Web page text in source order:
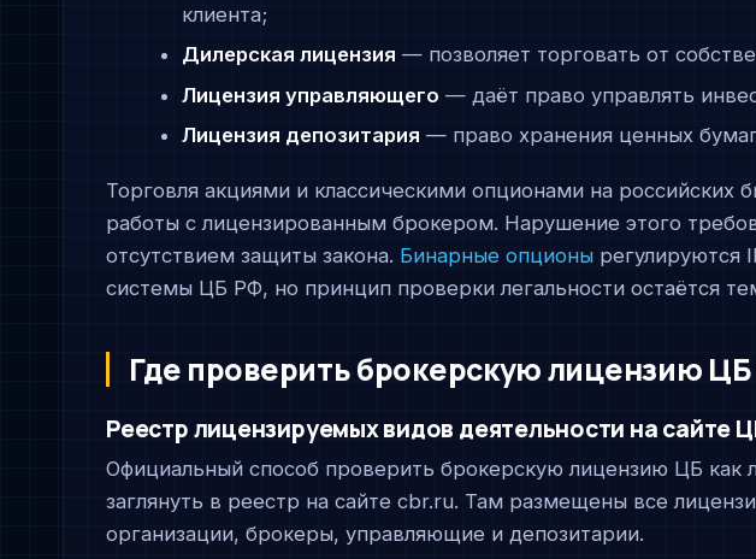
клиента;
Дилерская лицензия — позволяет торговать от
Лицензия управляющего — даёт право управлять
Лицензия депозитария — право хранения ценных
Торговля акциями и классическими опционами на российских
работы с лицензированным брокером. Нарушение этого
отсутствием защиты закона. Бинарные опционы регулируются
системы ЦБ РФ, но принцип проверки легальности остаётся
Где проверить брокерскую лицензию
Реестр лицензируемых видов деятельности на сайте
Официальный способ проверить брокерскую лицензию ЦБ как
заглянуть в реестр на сайте cbr.ru. Там размещены все
организации, брокеры, управляющие и депозитарии.